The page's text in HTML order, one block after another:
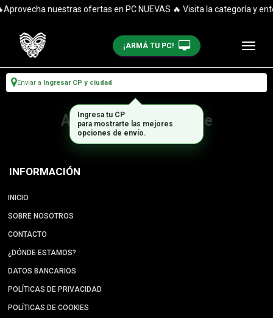
nuestras ofertas en PC NUEVAS 🔥 Visita la categoría y
¡ARMÁ TU PC!
Enviar a Ingresar CP y ciudad
Artículo no disponible
INFORMACIÓN
INICIO
SOBRE NOSOTROS
CONTACTO
¿DÓNDE ESTAMOS?
DATOS BANCARIOS
POLÍTICAS DE PRIVACIDAD
POLÍTICAS DE COOKIES
Ingresa tu CP
para mostrarte las mejores
opciones de envío.